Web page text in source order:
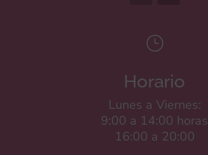
}
Horario
Lunes a Viernes:
9:00 a 14:00 horas
16:00 a 20:00